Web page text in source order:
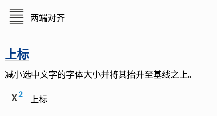
两端对齐
上标
减小选中文字的字体大小并将其抬升至基线之上。
上标